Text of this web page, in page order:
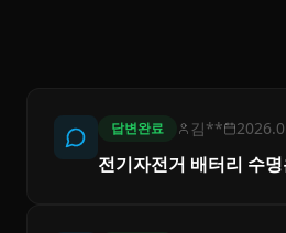
답변완료 김**
전기자전거 배터리 수